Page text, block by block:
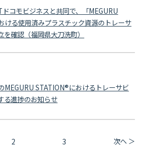
コモビジネスと共同で、「MEGURU
ける使用済みプラスチック資源のトレーサ
を確認（福岡県大刀洗町）
MEGURU STATION®におけるトレーサビ
る進捗のお知らせ
2 3 次へ ＞